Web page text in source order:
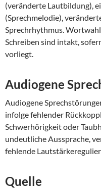
(veränderte Lautbildung),
(Sprechmelodie),
Sprechrhythmus.
Schreiben sind intakt,
vorliegt.
Audiogene
Audiogene
infolge fehlender
Schwerhörigkeit oder
undeutliche Aussprache,
fehlende
Quelle